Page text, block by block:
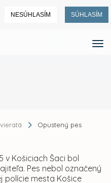
NESÚHLASÍM SÚHLASÍM
Opustený pes
v Košiciach Šaci bol
Pes nebol označený
polície mesta Košice